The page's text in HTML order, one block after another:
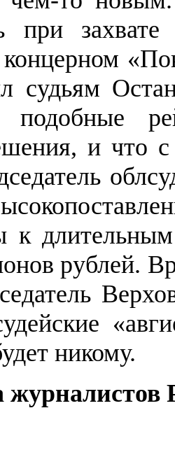
при
судьям
подобные
и что
к
рублей.
никому.